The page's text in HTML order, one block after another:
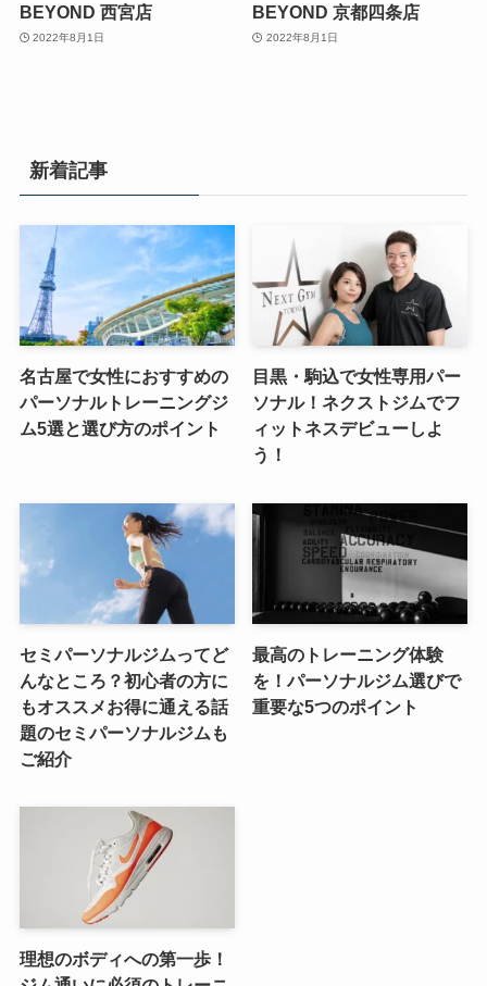
BEYOND 西宮店
2022年8月1日
BEYOND 京都四条店
2022年8月1日
新着記事
名古屋で女性におすすめの
パーソナルトレーニングジ
ム5選と選び方のポイント
目黒・駒込で女性専用パー
ソナル！ネクストジムでフ
ィットネスデビューしよ
う！
セミパーソナルジムってど
んなところ？初心者の方に
もオススメお得に通える話
題のセミパーソナルジムも
ご紹介
最高のトレーニング体験
を！パーソナルジム選びで
重要な5つのポイント
理想のボディへの第一歩！